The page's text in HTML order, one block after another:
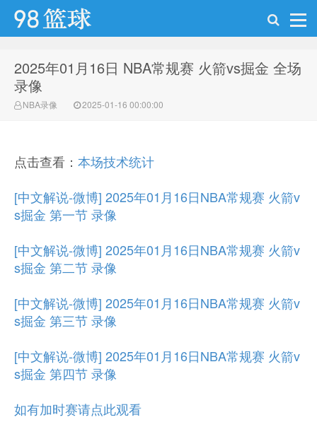
98篮球网
2025年01月16日 NBA常规赛 火箭vs掘金 全场
录像
NBA录像 2025-01-16 00:00:00
点击查看： 本场技术统计
[中文解说-微博] 2025年01月16日NBA常规赛 火箭v
s掘金 第一节 录像
[中文解说-微博] 2025年01月16日NBA常规赛 火箭v
s掘金 第二节 录像
[中文解说-微博] 2025年01月16日NBA常规赛 火箭v
s掘金 第三节 录像
[中文解说-微博] 2025年01月16日NBA常规赛 火箭v
s掘金 第四节 录像
如有加时赛请点此观看